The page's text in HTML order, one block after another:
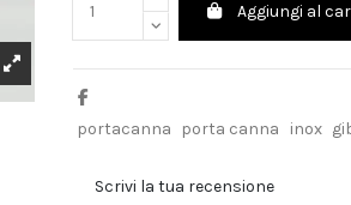
Aggiungi al
portacanna porta canna inox
Scrivi la tua recensione